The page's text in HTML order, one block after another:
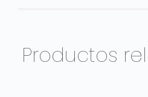
Productos